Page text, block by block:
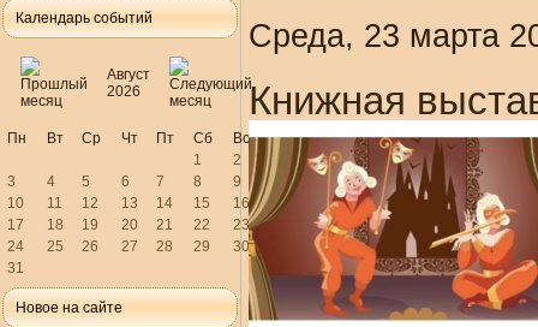
Календарь событий
Август
2026
Пн Вт Ср Чт Пт Сб
Вс
1
2
3
4 5 6 7 8
9
10
11 12 13 14 15
16
17
18 19 20 21 22
23
24
25 26 27 28 29
30
31
Новое на сайте
Среда, 23 марта
Книжная